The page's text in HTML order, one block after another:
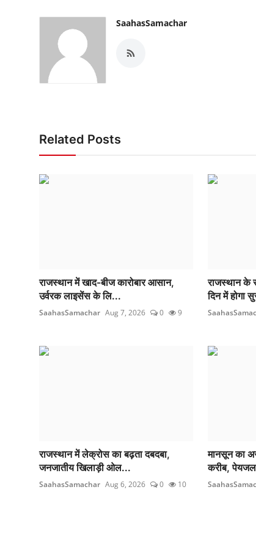
SaahasSamachar
Related Posts
राजस्थान में खाद-बीज कारोबार आसान,
उर्वरक लाइसेंस के लि...
SaahasSamachar Aug 7, 2026 0 9
राजस्थान के
दिन में होगा
राजस्थान में लेक्रोस का बढ़ता दबदबा,
जनजातीय खिलाड़ी ओल...
SaahasSamachar Aug 6, 2026 0 10
मानसून का
करीब,